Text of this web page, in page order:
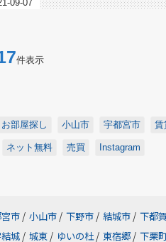
09-07
件表示
お部屋探し 小山市 宇都宮市 賃
ネット無料 売買 Instagram
市 / 小山市 / 下野市 / 結城市 / 下都
城 / 城東 / ゆいの杜 / 東宿郷 / 下栗